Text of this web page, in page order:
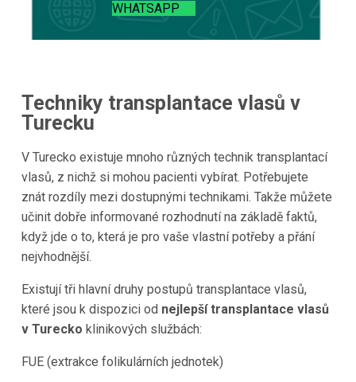
WHATSAPP
Techniky transplantace vlasů v
Turecku
V Turecko existuje mnoho různých technik transplantací
vlasů, z nichž si mohou pacienti vybírat. Potřebujete
znát rozdíly mezi dostupnými technikami. Takže můžete
učinit dobře informované rozhodnutí na základě faktů,
když jde o to, která je pro vaše vlastní potřeby a přání
nejvhodnější.
Existují tři hlavní druhy postupů transplantace vlasů,
které jsou k dispozici od nejlepší transplantace vlasů
v Turecko klinikových službách:
FUE (extrakce folikulárních jednotek)